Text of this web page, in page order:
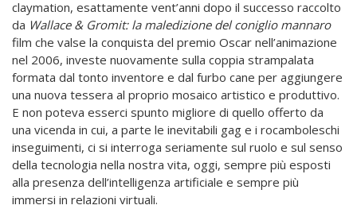
claymation, esattamente vent’anni dopo il successo raccolto
da Wallace & Gromit: la maledizione del coniglio mannaro
film che valse la conquista del premio Oscar nell’animazione
nel 2006, investe nuovamente sulla coppia strampalata
formata dal tonto inventore e dal furbo cane per aggiungere
una nuova tessera al proprio mosaico artistico e produttivo.
E non poteva esserci spunto migliore di quello offerto da
una vicenda in cui, a parte le inevitabili gag e i rocamboleschi
inseguimenti, ci si interroga seriamente sul ruolo e sul senso
della tecnologia nella nostra vita, oggi, sempre più esposti
alla presenza dell’intelligenza artificiale e sempre più
immersi in relazioni virtuali.